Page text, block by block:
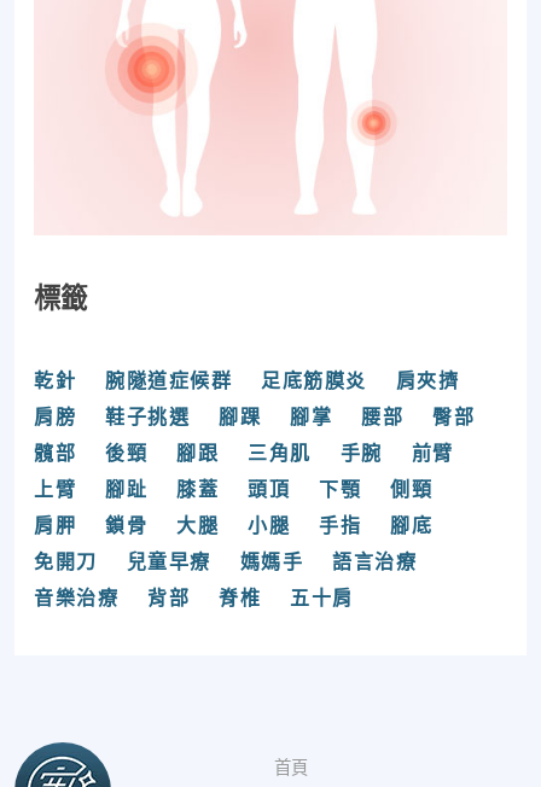
標籤
乾針 腕隧道症候群 足底筋膜炎
肩夾擠
肩膀
鞋子挑選 腳踝 腳掌 腰部
臀部
髖部
後頸 腳跟 三角肌 手腕
前臂
上臂
腳趾 膝蓋 頭頂 下顎
側頸
肩胛
鎖骨 大腿 小腿 手指
腳底
免開刀
兒童早療 媽媽手
語言治療
音樂治療
背部 脊椎 五十肩
首頁